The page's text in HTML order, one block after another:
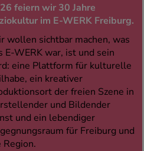
feiern wir 30 Jahre
im E-WERK Freiburg.
wollen sichtbar machen, was
E-WERK war, ist und sein
eine Plattform für kulturelle
ein kreativer
der freien Szene in
und Bildender
und ein lebendiger
für Freiburg und
Region.